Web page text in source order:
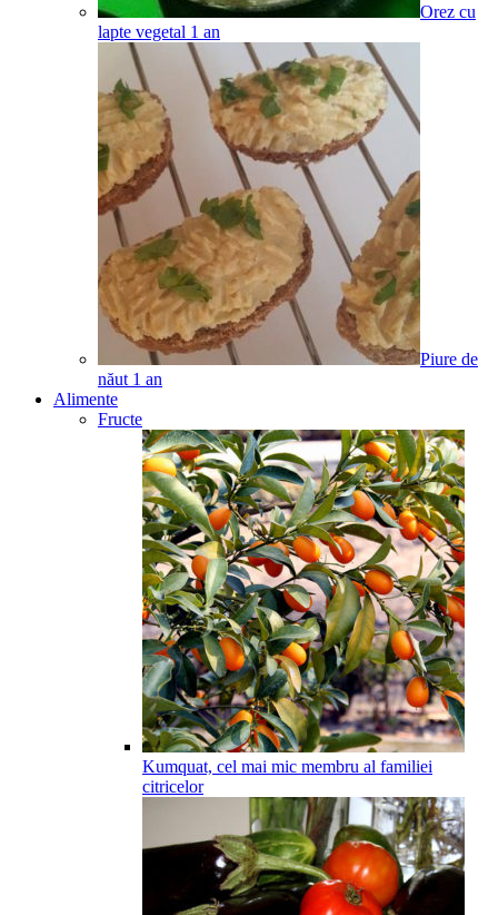
Orez cu
lapte vegetal 1 an
Piure de
năut 1 an
Alimente
Fructe
Kumquat, cel mai mic membru al familiei
citricelor